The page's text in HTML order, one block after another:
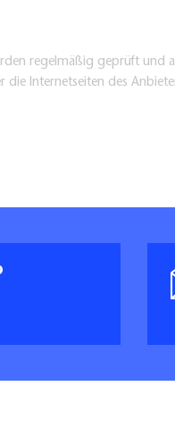
regelmäßig geprüft und
Internetseiten des